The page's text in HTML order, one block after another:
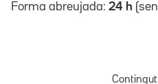
Forma abreujada: 24 h